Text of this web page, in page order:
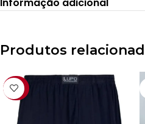
Produtos
-22%